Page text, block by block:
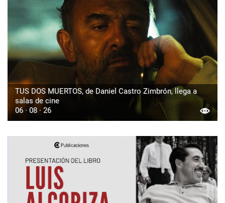
TUS DOS MUERTOS, de Daniel Castro Zimbrón, llega a
salas de cine
06 · 08 · 26